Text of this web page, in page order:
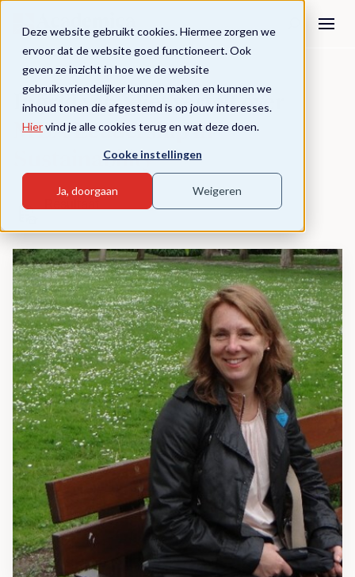
Deze website gebruikt cookies. Hiermee zorgen we
ervoor dat de website goed functioneert. Ook
geven ze inzicht in hoe we de website
gebruiksvriendelijker kunnen maken en kunnen we
inhoud tonen die afgestemd is op jouw interesses.
Hiervind je alle cookies terug en wat deze doen.
Cooke instellingen
Ja, doorgaan Weigeren
MBA Leadership in Sustainability
Ingrid van Vliet vertelt over
MBA Leadership in
Sustainability